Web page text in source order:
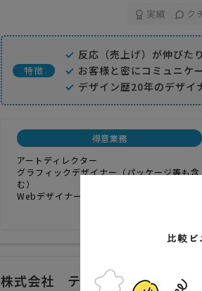
実績 ク
特徴
反応（売上げ）が伸びた
お客様と密にコミュニケ
デザイン歴20年のデザイ
得意業務
アートディレクター
グラフィックデザイナー（パッケージ等も含
む）
Webデザイナー
株式会社 テクライト・ジャパン